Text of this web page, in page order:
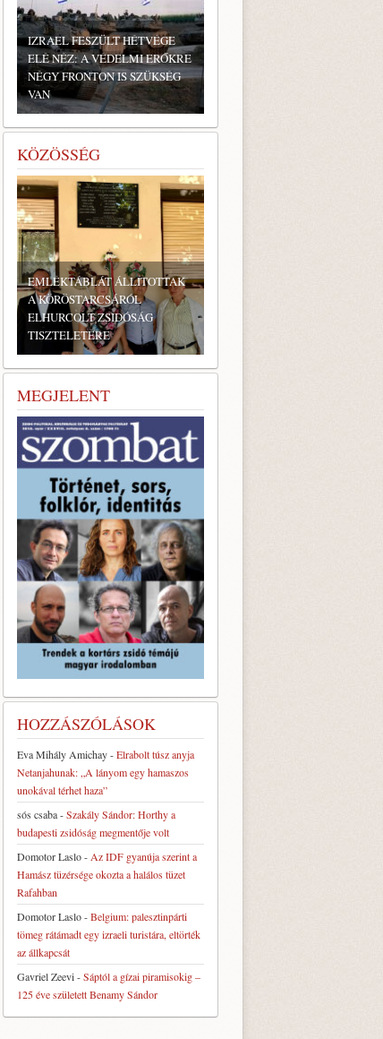
IZRAEL FESZÜLT HÉTVÉGE
ELÉ NÉZ: A VÉDELMI ERŐKRE
NÉGY FRONTON IS SZÜKSÉG
VAN
KÖZÖSSÉG
EMLÉKTÁBLÁT ÁLLÍTOTTAK
A KÖRÖSTARCSÁRÓL
ELHURCOLT ZSIDÓSÁG
TISZTELETÉRE
MEGJELENT
HOZZÁSZÓLÁSOK
Eva Mihály Amichay-Elrabolt túsz anyja
Netanjahunak: „A lányom egy hamaszos
unokával térhet haza”
sós csaba-Szakály Sándor: Horthy a
budapesti zsidóság megmentője volt
Domotor Laslo- Az IDF gyanúja szerint a
Hamász tüzérsége okozta a halálos tüzet
Rafahban
Domotor Laslo-Belgium: palesztinpárti
tömeg rátámadt egy izraeli turistára, eltörték
az állkapcsát
Gavriel Zeevi-Sáptól a gízai piramisokig –
125 éve született Benamy Sándor